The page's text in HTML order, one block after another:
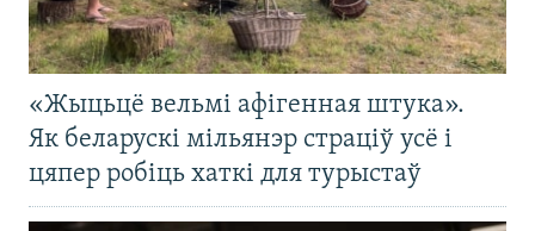
«Жыцьцё вельмі афігенная штука».
Як беларускі мільянэр страціў усё і
цяпер робіць хаткі для турыстаў